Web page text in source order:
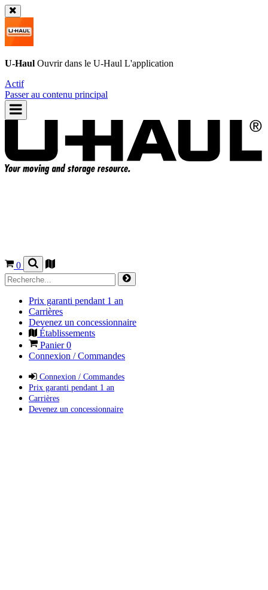
U-Haul Ouvrir dans le U-Haul L'application
Actif
Passer au contenu principal
0
Prix garanti pendant 1 an
Carrières
Devenez un concessionnaire
Établissements
Panier0
Connexion / Commandes
Connexion / Commandes
Prix garanti pendant 1 an
Carrières
Devenez un concessionnaire